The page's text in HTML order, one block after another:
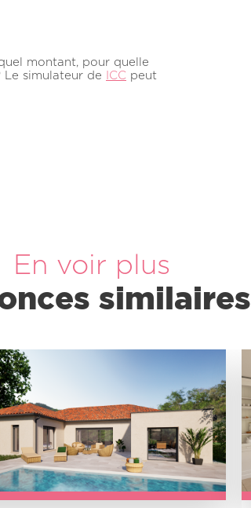
montant, pour quelle
Le simulateur de
ICC peut
En voir plus
similaires